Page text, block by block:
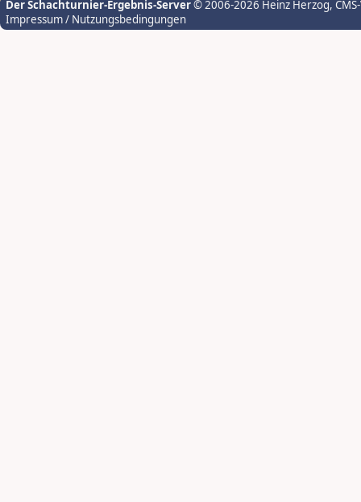
Der Schachturnier-Ergebnis-Server© 2006-2026 Heinz Herzog,
Impressum / Nutzungsbedingungen